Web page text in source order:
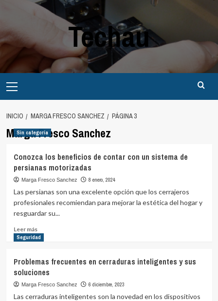
contenido
Techau
principal
INICIO MARGA FRESCO SANCHEZ PÁGINA 3
Marga Fresco Sanchez
Sin categoría
Conozca los beneficios de contar con un sistema de
persianas motorizadas
Marga Fresco Sanchez 8 enero, 2024
Las persianas son una excelente opción que los cerrajeros
profesionales recomiendan para mejorar la estética del hogar y
resguardar su...
Leer másLeer
más
los
beneficios
de
contar
Seguridad
Problemas frecuentes en cerraduras inteligentes y sus
soluciones
Marga Fresco Sanchez 6 diciembre, 2023
Las cerraduras inteligentes son la novedad en los dispositivos